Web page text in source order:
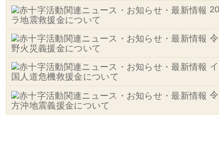
ラ地震救援金について
野火災義援金について
国人道危機救援金について
方沖地震義援金について